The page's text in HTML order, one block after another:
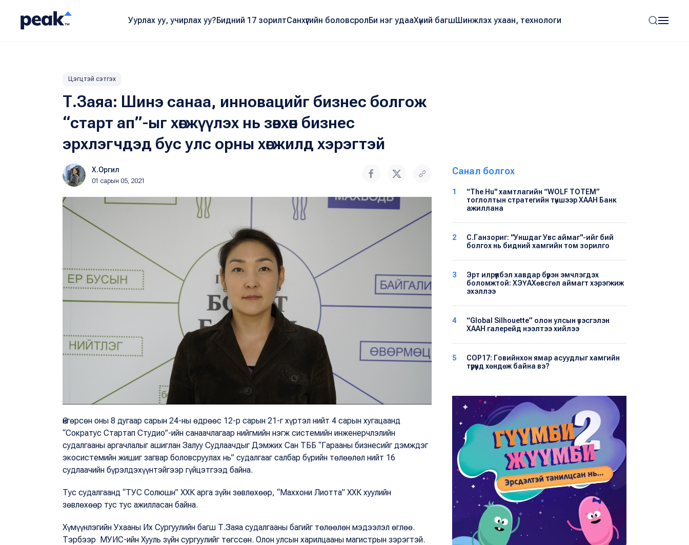
Уурлах уу, учирлах уу?Бидний 17 зорилтСанхүүгийн боловсролБи нэг удааХүний багшШинжлэх ухаан, технологи
Цэгцтэй сэтгэх
Т.Заяа: Шинэ санаа, инновацийг бизнес болгож
“старт ап”-ыг хөгжүүлэх нь зөвхөн бизнес
эрхлэгчдэд бус улс орны хөгжилд хэрэгтэй
Х.Оргил
01 сарын 05, 2021
Өнгөрсөн оны 8 дугаар сарын 24-ны өдрөөс 12-р сарын 21-г хүртэл нийт 4 сарын хугацаанд
“Сократус Стартап Студио”-ийн санаачлагаар нийгмийн нэгж системийн инженерчлэлийн
судалгааны аргачлалыг ашиглан Залуу Судлаачдыг Дэмжих Сан ТББ “Гарааны бизнесийг дэмждэг
экосистемийн жишиг загвар боловсруулах нь” судалгааг салбар бүрийн төлөөлөл нийт 16
судлаачийн бүрэлдэхүүнтэйгээр гүйцэтгээд байна.
Тус судалгаанд “ТУС Солюшн” ХХК арга зүйн зөвлөхөөр, “Маххони Лиотта” ХХК хуулийн
зөвлөхөөр тус тус ажилласан байна.
Хүмүүнлэгийн Ухааны Их Сургуулийн багш Т.Заяа судалгааны багийг төлөөлөн мэдээлэл өглөө.
Тэрбээр МУИС-ийн Хууль зүйн сургуулийг төгссөн. Олон улсын харилцааны магистрын зэрэгтэй.
Санал болгох
1
“The Hu" хамтлагийн “WOLF TOTEM”
тоглолтын стратегийн түншээр ХААН Банк
ажиллана
2
С.Ганзориг: "Уншдаг Увс аймаг"-ийг бий
болгох нь бидний хамгийн том зорилго
3
Эрт илрүүлбэл хавдар бүрэн эмчлэгдэх
боломжтой: ХЭҮА​Хөвсгөл аймагт хэрэгжиж
эхэллээ
4
“Global Silhouette” олон улсын үзэсгэлэн
ХААН галерейд нээлтээ хийлээ
5
COP17: Говийнхон ямар асуудлыг хамгийн
түрүүнд хөндөж байна вэ?